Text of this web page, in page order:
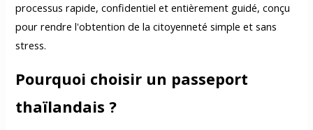
processus rapide, confidentiel et entièrement guidé, conçu
pour rendre l'obtention de la citoyenneté simple et sans
stress.
Pourquoi choisir un passeport
thaïlandais ?